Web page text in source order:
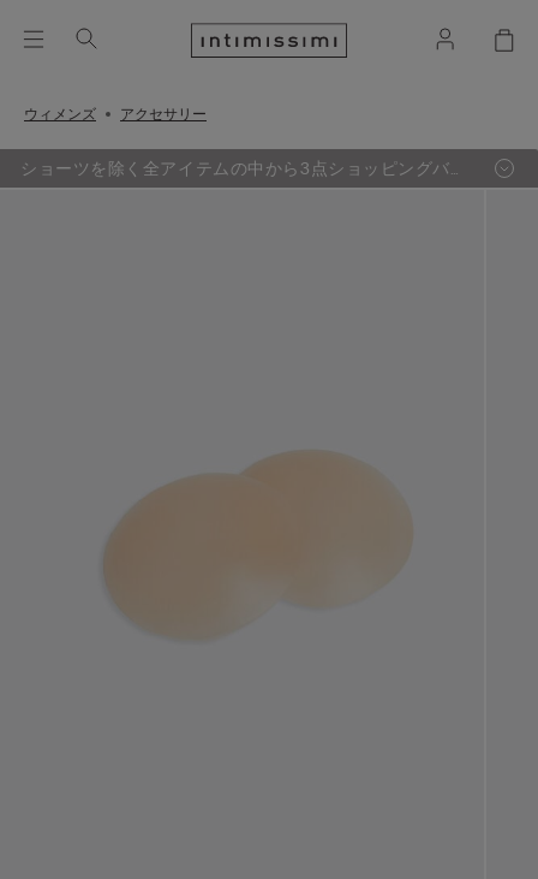
ウィメンズ アクセサリー
ショーツを除く全アイテムの中から3点ショッピングバッ
グ追加するごとに、最も定価の低い1点が無料に。（セー